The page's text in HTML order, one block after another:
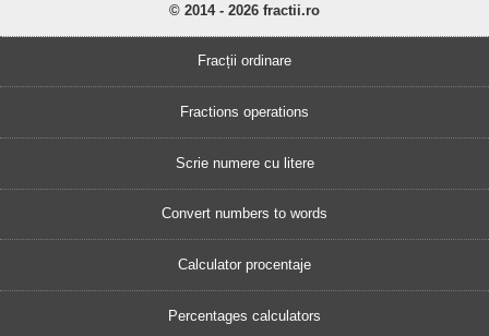
© 2014 - 2026 fractii.ro
Fracții ordinare
Fractions operations
Scrie numere cu litere
Convert numbers to words
Calculator procentaje
Percentages calculators